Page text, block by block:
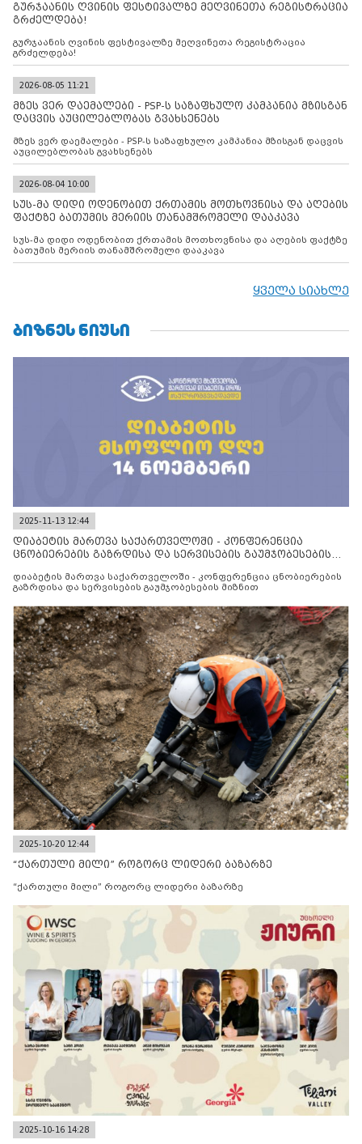
გურჯაანის ღვინის ფესტივალზე მეღვინეთა რეგისტრაცია
გრძელდება!
გურჯაანის ღვინის ფესტივალზე მეღვინეთა რეგისტრაცია
გრძელდება!
2026-08-05 11:21
მზეს ვერ დაემალები - PSP-ს საზაფხულო კამპანია მზისგან
დაცვის აუცილებლობას გვახსენებს
მზეს ვერ დაემალები - PSP-ს საზაფხულო კამპანია მზისგან დაცვის
აუცილებლობას გვახსენებს
2026-08-04 10:00
სუს-მა დიდი ოდენობით ქრთამის მოთხოვნისა და აღების
ფაქტზე ბათუმის მერიის თანამშრომელი დააკავა
სუს-მა დიდი ოდენობით ქრთამის მოთხოვნისა და აღების ფაქტზე
ბათუმის მერიის თანამშრომელი დააკავა
ყველა სიახლე
ᲑᲘᲖᲜᲔᲡ ᲜᲘᲣᲡᲘ
2025-11-13 12:44
დიაბეტის მართვა საქართველოში - კონფერენცია
ცნობიერების გაზრდისა და სერვისების გაუმჯობესების
დიაბეტის მართვა საქართველოში - კონფერენცია ცნობიერების
გაზრდისა და სერვისების გაუმჯობესების მიზნით
2025-10-20 12:44
“ქართული მილი” როგორც ლიდერი ბაზარზე
“ქართული მილი” როგორც ლიდერი ბაზარზე
2025-10-16 14:28